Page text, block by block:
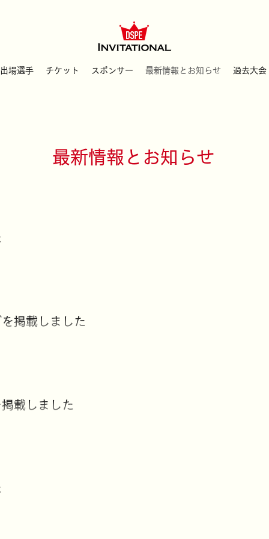
出場選手 チケット スポンサー 最新情報とお知らせ 過去大会
最新情報とお知らせ
掲載しました
載しました